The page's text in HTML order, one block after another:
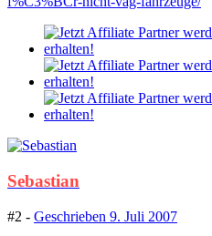
Sebastian
#2 - Geschrieben 9. Juli 2007